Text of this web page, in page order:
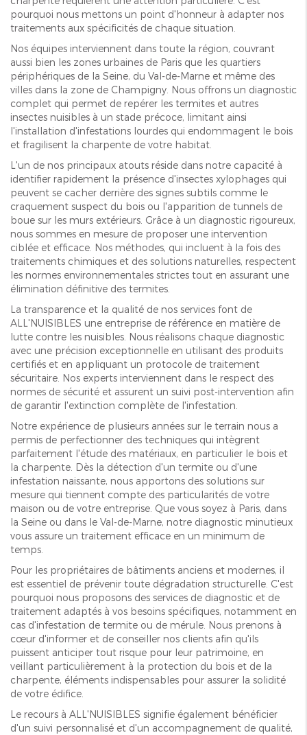
pourquoi nous mettons un point d'honneur à adapter nos
traitements aux spécificités de chaque situation.
Nos équipes interviennent dans toute la région, couvrant
aussi bien les zones urbaines de Paris que les quartiers
périphériques de la Seine, du Val-de-Marne et même des
villes dans la zone de Champigny. Nous offrons un diagnostic
complet qui permet de repérer les termites et autres
insectes nuisibles à un stade précoce, limitant ainsi
l'installation d'infestations lourdes qui endommagent le bois
et fragilisent la charpente de votre habitat.
L'un de nos principaux atouts réside dans notre capacité à
identifier rapidement la présence d'insectes xylophages qui
peuvent se cacher derrière des signes subtils comme le
craquement suspect du bois ou l'apparition de tunnels de
boue sur les murs extérieurs. Grâce à un diagnostic rigoureux,
nous sommes en mesure de proposer une intervention
ciblée et efficace. Nos méthodes, qui incluent à la fois des
traitements chimiques et des solutions naturelles, respectent
les normes environnementales strictes tout en assurant une
élimination définitive des termites.
La transparence et la qualité de nos services font de
ALL'NUISIBLES une entreprise de référence en matière de
lutte contre les nuisibles. Nous réalisons chaque diagnostic
avec une précision exceptionnelle en utilisant des produits
certifiés et en appliquant un protocole de traitement
sécuritaire. Nos experts interviennent dans le respect des
normes de sécurité et assurent un suivi post-intervention afin
de garantir l'extinction complète de l'infestation.
Notre expérience de plusieurs années sur le terrain nous a
permis de perfectionner des techniques qui intègrent
parfaitement l'étude des matériaux, en particulier le bois et
la charpente. Dès la détection d'un termite ou d'une
infestation naissante, nous apportons des solutions sur
mesure qui tiennent compte des particularités de votre
maison ou de votre entreprise. Que vous soyez à Paris, dans
la Seine ou dans le Val-de-Marne, notre diagnostic minutieux
vous assure un traitement efficace en un minimum de
temps.
Pour les propriétaires de bâtiments anciens et modernes, il
est essentiel de prévenir toute dégradation structurelle. C'est
pourquoi nous proposons des services de diagnostic et de
traitement adaptés à vos besoins spécifiques, notamment en
cas d'infestation de termite ou de mérule. Nous prenons à
cœur d'informer et de conseiller nos clients afin qu'ils
puissent anticiper tout risque pour leur patrimoine, en
veillant particulièrement à la protection du bois et de la
charpente, éléments indispensables pour assurer la solidité
de votre édifice.
Le recours à ALL'NUISIBLES signifie également bénéficier
d'un suivi personnalisé et d'un accompagnement de qualité,